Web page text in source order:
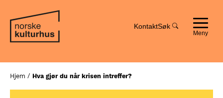
innhold
navigasjon
KontaktSøk
Toggle
Hjem / Hva gjør du når krisen intreffer?